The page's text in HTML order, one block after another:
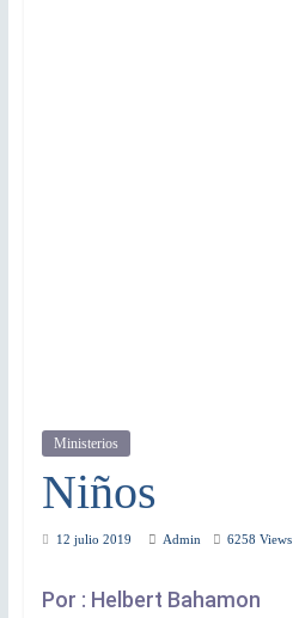
Ministerios
Niños
12 julio 2019 Admin 6258 Views
Por : Helbert Bahamon